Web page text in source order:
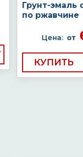
Грунт-эмаль
по ржавчине
Цена: от
КУПИТЬ